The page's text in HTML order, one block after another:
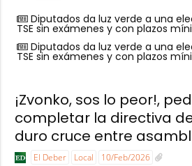
Diputados da luz verde a una
TSE sin exámenes y con plazos
Diputados da luz verde a una
TSE sin exámenes y con plazos
¡Zvonko, sos lo peor!,
completar la directiva
duro cruce entre
El Deber Local 10/Feb/2026